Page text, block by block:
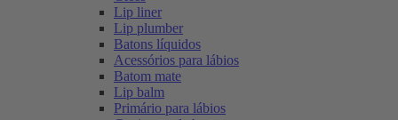
Lip liner
Lip plumber
Batons líquidos
Acessórios para lábios
Batom mate
Lip balm
Primário para lábios